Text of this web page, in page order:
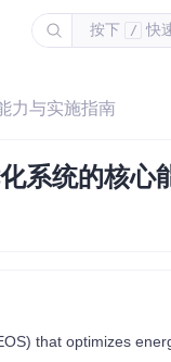
按下 / 快
力与实施指南
系统的核心